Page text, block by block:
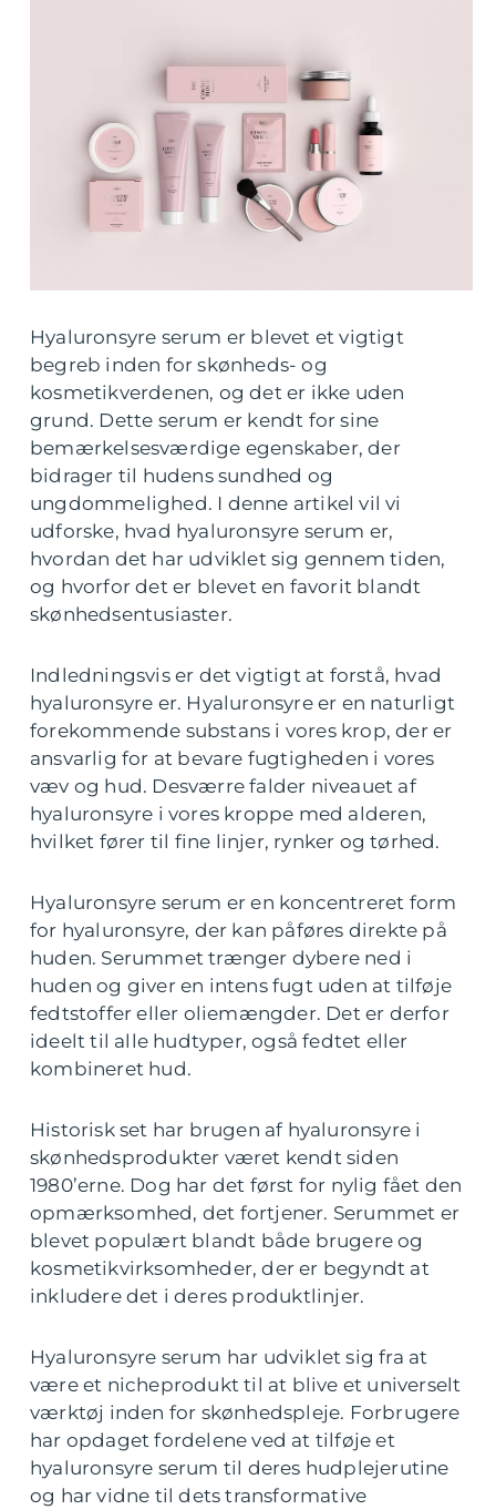
Hyaluronsyre serum er blevet et vigtigt
begreb inden for skønheds- og
kosmetikverdenen, og det er ikke uden
grund. Dette serum er kendt for sine
bemærkelsesværdige egenskaber, der
bidrager til hudens sundhed og
ungdommelighed. I denne artikel vil vi
udforske, hvad hyaluronsyre serum er,
hvordan det har udviklet sig gennem tiden,
og hvorfor det er blevet en favorit blandt
skønhedsentusiaster.
Indledningsvis er det vigtigt at forstå, hvad
hyaluronsyre er. Hyaluronsyre er en naturligt
forekommende substans i vores krop, der er
ansvarlig for at bevare fugtigheden i vores
væv og hud. Desværre falder niveauet af
hyaluronsyre i vores kroppe med alderen,
hvilket fører til fine linjer, rynker og tørhed.
Hyaluronsyre serum er en koncentreret form
for hyaluronsyre, der kan påføres direkte på
huden. Serummet trænger dybere ned i
huden og giver en intens fugt uden at tilføje
fedtstoffer eller oliemængder. Det er derfor
ideelt til alle hudtyper, også fedtet eller
kombineret hud.
Historisk set har brugen af hyaluronsyre i
skønhedsprodukter været kendt siden
1980’erne. Dog har det først for nylig fået den
opmærksomhed, det fortjener. Serummet er
blevet populært blandt både brugere og
kosmetikvirksomheder, der er begyndt at
inkludere det i deres produktlinjer.
Hyaluronsyre serum har udviklet sig fra at
være et nicheprodukt til at blive et universelt
værktøj inden for skønhedspleje. Forbrugere
har opdaget fordelene ved at tilføje et
hyaluronsyre serum til deres hudplejerutine
og har vidne til dets transformative